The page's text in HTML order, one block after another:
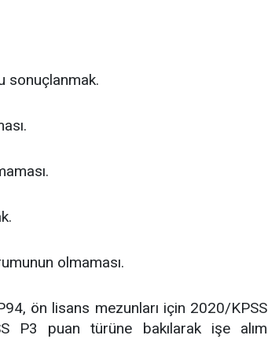
sonuçlanmak.
olmaması.
ön lisans mezunları için 2020/KPSS
P3 puan türüne bakılarak işe alım